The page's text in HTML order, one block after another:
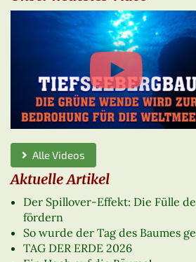
Alle Videos
Aktuelle Artikel
Der Spillover-Effekt: Die Fülle
fördern
So wurde der Tag des Baumes
TAG DER ERDE 2026